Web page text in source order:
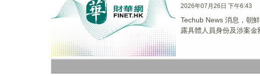
2026年07月26日 下午6:43
Techub News 消息，朝
露具體人員身份及涉案金